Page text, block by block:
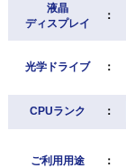
液晶
ディスプレイ
：
光学ドライブ ：
CPUランク ：
ご利用用途 ：